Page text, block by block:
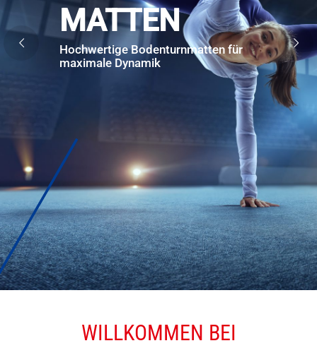
MATTEN
MATTEN
Hochwertige Bodenturnmatten für
maximale Dynamik
WILLKOMMEN BEI